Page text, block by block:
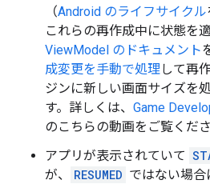
（Android のライフサイクル
これらの再作成中に状態を
ViewModel のドキュメント
成変更を手動で処理して再
ジンに新しい画面サイズを
す。詳しくは、 Game
のこちらの動画をご覧くださ
アプリが表示されていて
が、
RESUMED ではない場合